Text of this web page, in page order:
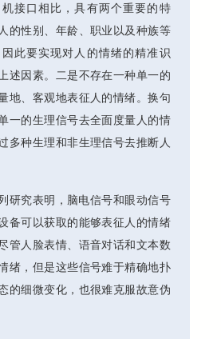
接口相比，具有两个重要的特
的性别、年龄、职业以及种族等
此要实现对人的情绪的精准识
述因素。二是不存在一种单一的
地、客观地表征人的情绪。换句
一的生理信号去全面度量人的情
多种生理和非生理信号去推断人
研究表明，脑电信号和眼动信号
备可以获取的能够表征人的情绪
管人脸表情、语音对话和文本数
绪，但是这些信号难于精确地扑
的细微变化，也很难克服故意伪